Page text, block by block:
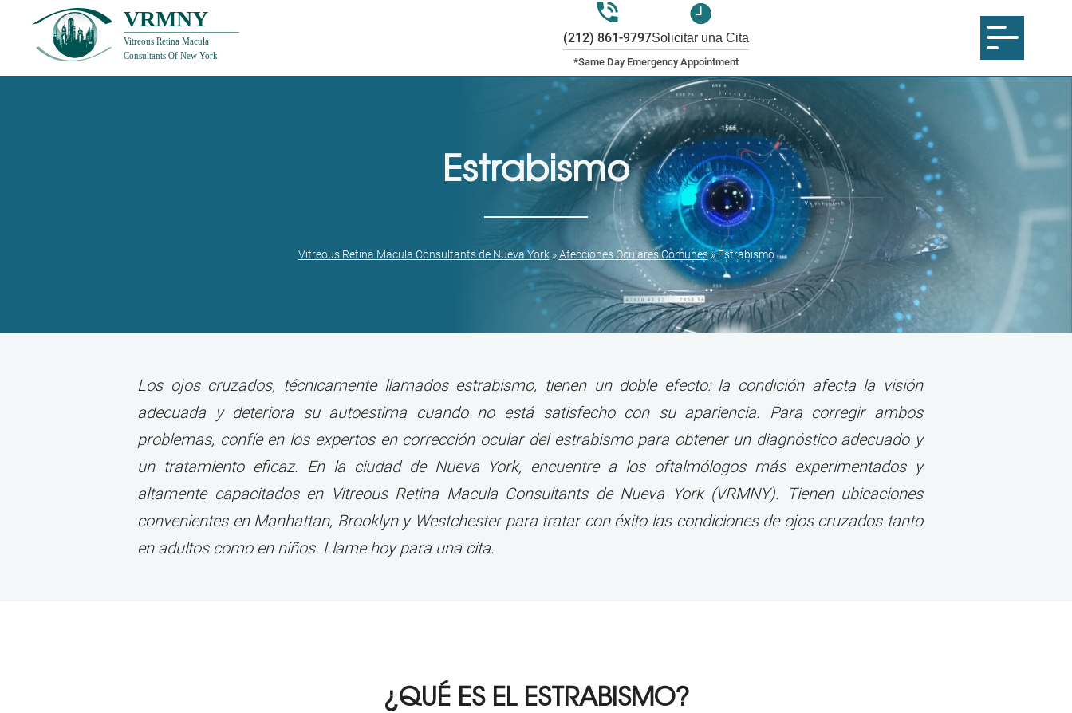
(212) 861-9797Solicitar una Cita
Estrabismo
Vitreous Retina Macula Consultants de Nueva York»Afecciones Oculares Comunes»Estrabismo
Los ojos cruzados, técnicamente llamados estrabismo, tienen un doble efecto: la condición afecta la visión
adecuada y deteriora su autoestima cuando no está satisfecho con su apariencia. Para corregir ambos
problemas, confíe en los expertos en corrección ocular del estrabismo para obtener un diagnóstico adecuado y
un tratamiento eficaz. En la ciudad de Nueva York, encuentre a los oftalmólogos más experimentados y
altamente capacitados en Vitreous Retina Macula Consultants de Nueva York (VRMNY). Tienen ubicaciones
convenientes en Manhattan, Brooklyn y Westchester para tratar con éxito las condiciones de ojos cruzados tanto
en adultos como en niños. Llame hoy para una cita.
¿QUÉ ES EL ESTRABISMO?